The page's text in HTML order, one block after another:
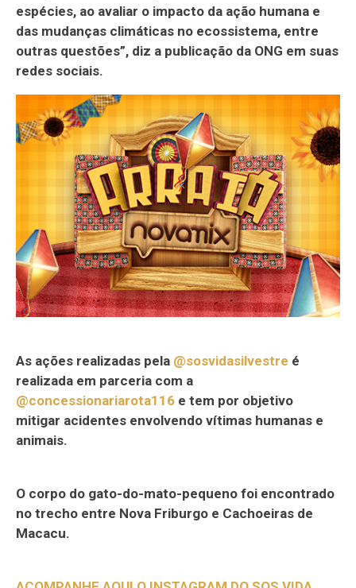
espécies, ao avaliar o impacto da ação humana e
das mudanças climáticas no ecossistema, entre
outras questões”, diz a publicação da ONG em suas
redes sociais.
As ações realizadas pela @sosvidasilvestre é
realizada em parceria com a
@concessionariarota116 e tem por objetivo
mitigar acidentes envolvendo vítimas humanas e
animais.
O corpo do gato-do-mato-pequeno foi encontrado
no trecho entre Nova Friburgo e Cachoeiras de
Macacu.